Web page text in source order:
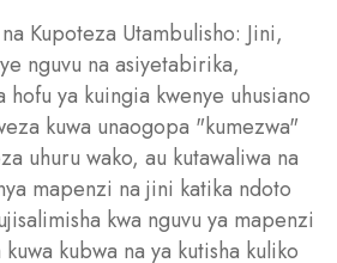
Kupoteza Utambulisho: Jini,
nguvu na asiyetabirika,
hofu ya kuingia kwenye uhusiano
kuwa unaogopa "kumezwa"
uhuru wako, au kutawaliwa na
mapenzi na jini katika ndoto
kwa nguvu ya mapenzi
kubwa na ya kutisha kuliko